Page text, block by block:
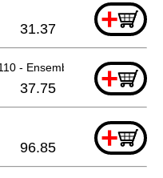
+
31.37
- Ensemble +
37.75
+
96.85